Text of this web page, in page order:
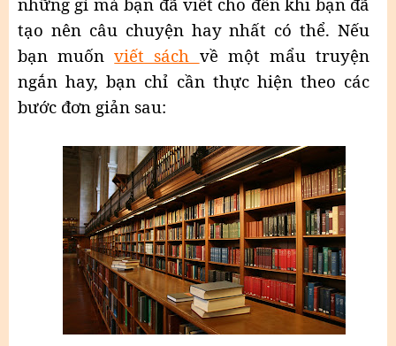
tạo nên câu chuyện hay nhất có thể. Nếu
bạn muốnviết sách về một mẩu truyện
ngắn hay, bạn chỉ cần thực hiện theo các
bước đơn giản sau: